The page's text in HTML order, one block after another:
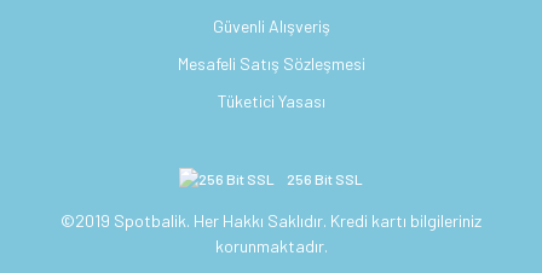
Güvenli Alışveriş
Mesafeli Satış Sözleşmesi
Tüketici Yasası
256 Bit SSL
©2019 Spotbalik. Her Hakkı Saklıdır. Kredi kartı bilgileriniz
korunmaktadır.